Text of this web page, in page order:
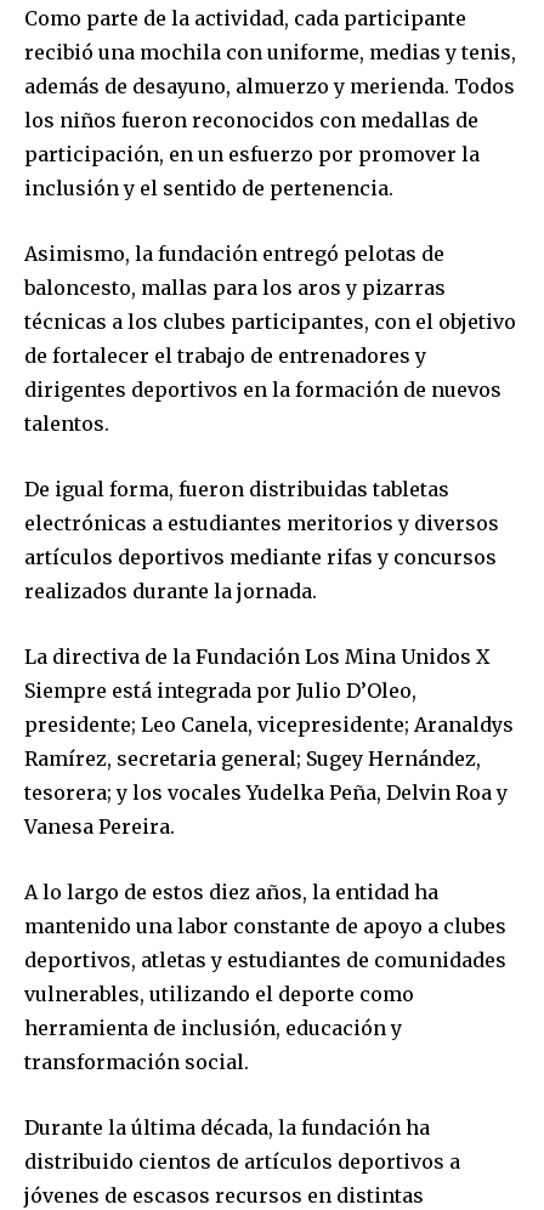
Como parte de la actividad, cada participante
recibió una mochila con uniforme, medias y tenis,
además de desayuno, almuerzo y merienda. Todos
los niños fueron reconocidos con medallas de
participación, en un esfuerzo por promover la
inclusión y el sentido de pertenencia.
Asimismo, la fundación entregó pelotas de
baloncesto, mallas para los aros y pizarras
técnicas a los clubes participantes, con el objetivo
de fortalecer el trabajo de entrenadores y
dirigentes deportivos en la formación de nuevos
talentos.
De igual forma, fueron distribuidas tabletas
electrónicas a estudiantes meritorios y diversos
artículos deportivos mediante rifas y concursos
realizados durante la jornada.
La directiva de la Fundación Los Mina Unidos X
Siempre está integrada por Julio D’Oleo,
presidente; Leo Canela, vicepresidente; Aranaldys
Ramírez, secretaria general; Sugey Hernández,
tesorera; y los vocales Yudelka Peña, Delvin Roa y
Vanesa Pereira.
A lo largo de estos diez años, la entidad ha
mantenido una labor constante de apoyo a clubes
deportivos, atletas y estudiantes de comunidades
vulnerables, utilizando el deporte como
herramienta de inclusión, educación y
transformación social.
Durante la última década, la fundación ha
distribuido cientos de artículos deportivos a
jóvenes de escasos recursos en distintas